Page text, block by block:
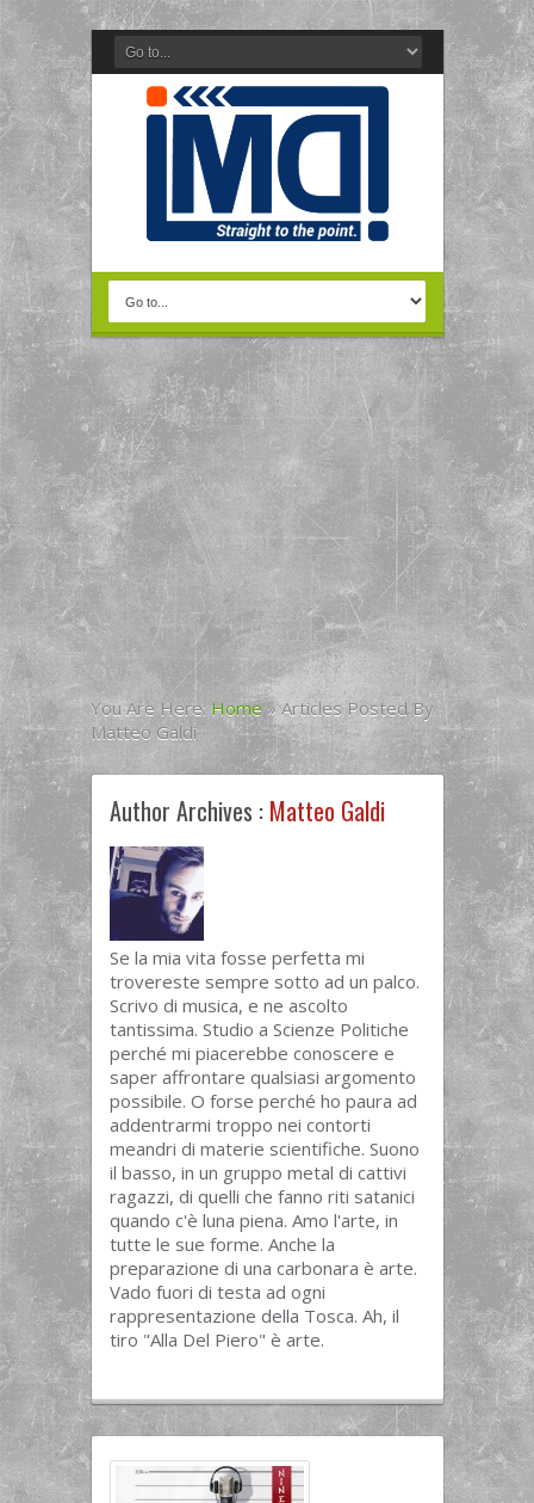
You Are Here: Home » Articles Posted By
Matteo Galdi
Author Archives : Matteo Galdi
Se la mia vita fosse perfetta mi
trovereste sempre sotto ad un palco.
Scrivo di musica, e ne ascolto
tantissima. Studio a Scienze Politiche
perché mi piacerebbe conoscere e
saper affrontare qualsiasi argomento
possibile. O forse perché ho paura ad
addentrarmi troppo nei contorti
meandri di materie scientifiche. Suono
il basso, in un gruppo metal di cattivi
ragazzi, di quelli che fanno riti satanici
quando c'è luna piena. Amo l'arte, in
tutte le sue forme. Anche la
preparazione di una carbonara è arte.
Vado fuori di testa ad ogni
rappresentazione della Tosca. Ah, il
tiro "Alla Del Piero" è arte.